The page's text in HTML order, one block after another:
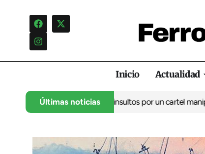
Inicio Actualidad
Últimas noticias
una campaña de insultos por un cartel manipuladoLa